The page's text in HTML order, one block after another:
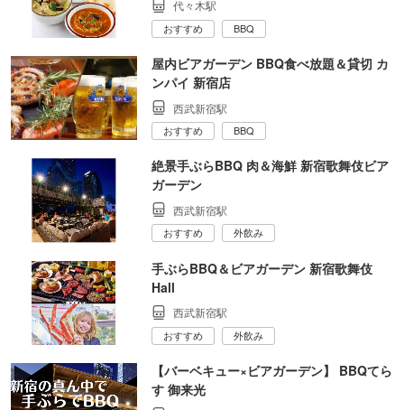
代々木駅
おすすめ BBQ
屋内ビアガーデン BBQ食べ放題＆貸切 カ
ンパイ 新宿店
西武新宿駅
おすすめ BBQ
絶景手ぶらBBQ 肉＆海鮮 新宿歌舞伎ビア
ガーデン
西武新宿駅
おすすめ 外飲み
手ぶらBBQ＆ビアガーデン 新宿歌舞伎
Hall
西武新宿駅
おすすめ 外飲み
【バーベキュー×ビアガーデン】 BBQてら
す 御来光